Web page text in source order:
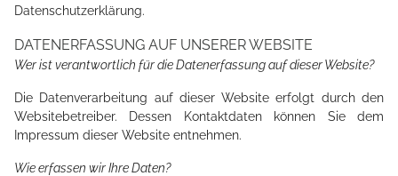
Datenschutzerklärung.
DATENERFASSUNG AUF UNSERER WEBSITE
Wer ist verantwortlich für die Datenerfassung auf dieser Website?
Die Datenverarbeitung auf dieser Website erfolgt durch den
Websitebetreiber. Dessen Kontaktdaten können Sie dem
Impressum dieser Website entnehmen.
Wie erfassen wir Ihre Daten?